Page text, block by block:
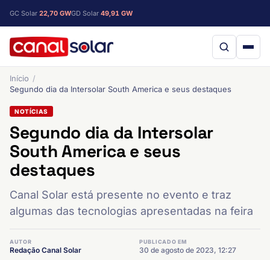
GC Solar 22,70 GWGD Solar 49,91 GW
Início
Segundo dia da Intersolar South America e seus destaques
NOTÍCIAS
Segundo dia da Intersolar
South America e seus
destaques
Canal Solar está presente no evento e traz
algumas das tecnologias apresentadas na feira
AUTOR
Redação Canal Solar
PUBLICADO EM
30 de agosto de 2023, 12:27